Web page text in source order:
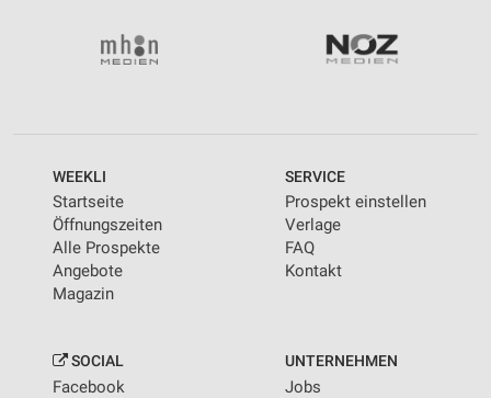
WEEKLI
Startseite
Öffnungszeiten
Alle Prospekte
Angebote
Magazin
SERVICE
Prospekt einstellen
Verlage
FAQ
Kontakt
SOCIAL
Facebook
UNTERNEHMEN
Jobs